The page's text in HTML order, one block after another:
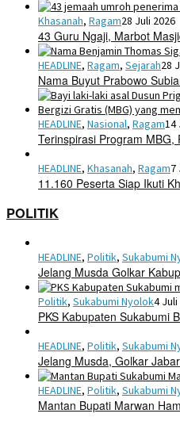
Khasanah, Ragam28 Juli 2026
43 Guru Ngaji, Marbot
HEADLINE, Ragam, Sejarah28
Nama Buyut Prabowo
HEADLINE, Nasional, Ragam14
Terinspirasi Program
HEADLINE, Khasanah, Ragam7
11.160 Peserta Siap Ikuti
POLITIK
HEADLINE, Politik, Sukabumi
Jelang Musda Golkar
Politik, Sukabumi Nyolok4 Juli
PKS Kabupaten Sukabumi
HEADLINE, Politik, Sukabumi
Jelang Musda, Golkar
HEADLINE, Politik, Sukabumi
Mantan Bupati Marwan